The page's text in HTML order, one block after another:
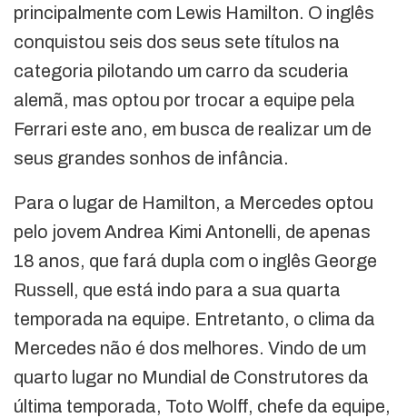
principalmente com Lewis Hamilton. O inglês
conquistou seis dos seus sete títulos na
categoria pilotando um carro da scuderia
alemã, mas optou por trocar a equipe pela
Ferrari este ano, em busca de realizar um de
seus grandes sonhos de infância.
Para o lugar de Hamilton, a Mercedes optou
pelo jovem Andrea Kimi Antonelli, de apenas
18 anos, que fará dupla com o inglês George
Russell, que está indo para a sua quarta
temporada na equipe. Entretanto, o clima da
Mercedes não é dos melhores. Vindo de um
quarto lugar no Mundial de Construtores da
última temporada, Toto Wolff, chefe da equipe,